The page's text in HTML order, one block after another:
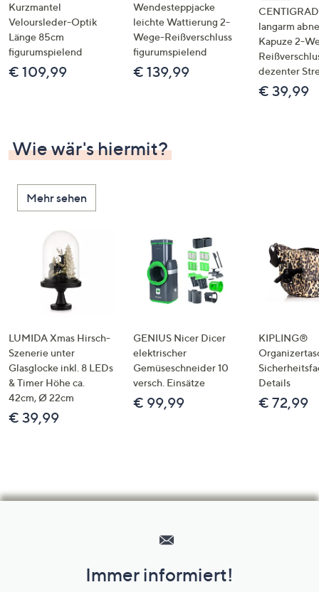
Kurzmantel
Veloursleder-Optik
Länge 85cm
figurumspielend
€ 109,99
Wendesteppjacke
leichte Wattierung 2-
Wege-Reißverschluss
figurumspielend
€ 139,99
langarm
Kapuze 2-
dezenter
€ 39,99
Wie wär's hiermit?
Mehr sehen
LUMIDA Xmas Hirsch-
Szenerie unter
Glasglocke inkl. 8 LEDs
& Timer Höhe ca.
42cm, Ø 22cm
€ 39,99
GENIUS Nicer Dicer
elektrischer
Gemüseschneider 10
versch. Einsätze
€ 99,99
KIPLING®
Details
€ 72,99
Unternehmensinformationen
Immer informiert!